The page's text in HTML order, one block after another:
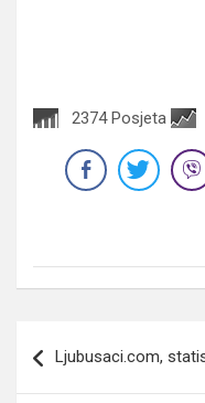
2374 Posjeta
članaka
Ljubusaci.com,